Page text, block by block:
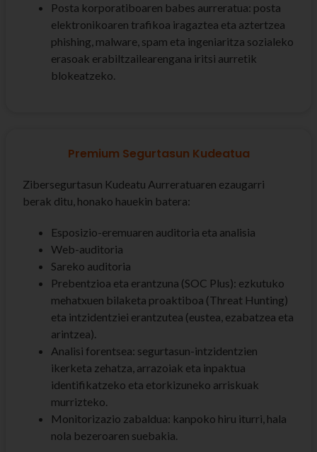
Posta korporatiboaren babes aurreratua: posta
elektronikoaren trafikoa iragaztea eta aztertzea
phishing, malware, spam eta ingeniaritza sozialeko
erasoak erabiltzailearengana iritsi aurretik
blokeatzeko.
Premium Segurtasun Kudeatua
Zibersegurtasun Kudeatu Aurreratuaren ezaugarri
berak ditu, honako hauekin batera:
Esposizio-eremuaren auditoria eta analisia
Web-auditoria
Sareko auditoria
Prebentzioa eta erantzuna (SOC Plus): ezkutuko
mehatxuen bilaketa proaktiboa (Threat Hunting)
eta intzidentziei erantzutea (eustea, ezabatzea eta
arintzea).
Analisi forentsea: segurtasun-intzidentzien
ikerketa zehatza, arrazoiak eta inpaktua
identifikatzeko eta etorkizuneko arriskuak
murrizteko.
Monitorizazio zabaldua: kanpoko hiru iturri, hala
nola bezeroaren suebakia.